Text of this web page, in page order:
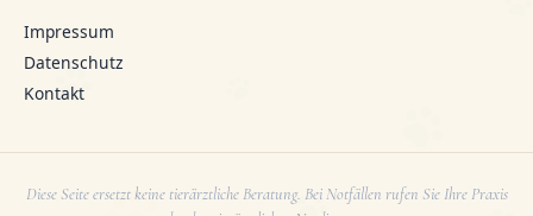
Impressum
Datenschutz
Kontakt
Diese Seite ersetzt keine tierärztliche Beratung. Bei Notfällen rufen Sie Ihre Praxis